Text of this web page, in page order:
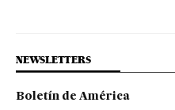
NEWSLETTERS
Boletín de América